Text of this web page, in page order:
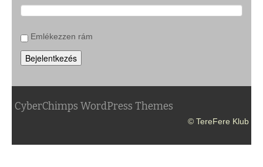
Emlékezzen rám
Bejelentkezés
CyberChimps WordPress Themes
© TereFere Klub